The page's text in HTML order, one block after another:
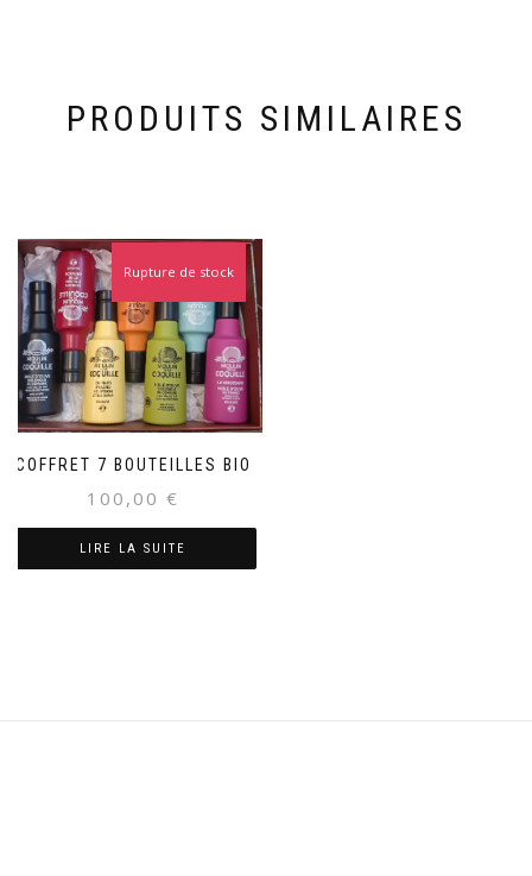
PRODUITS SIMILAIRES
COFFRET 7 BOUTEILLES BIO
100,00 €
Rupture de stock
LIRE LA SUITE